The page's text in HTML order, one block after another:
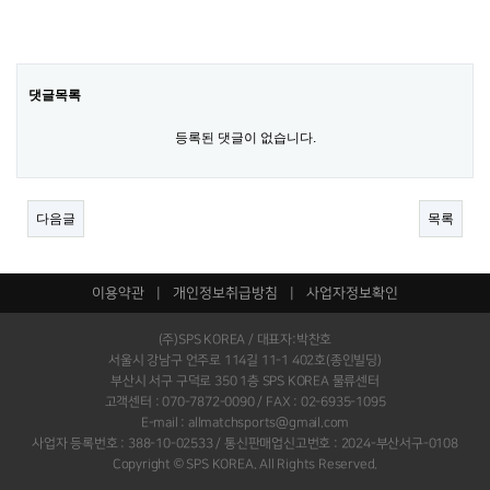
댓글목록
등록된 댓글이 없습니다.
다음글 목록
이용약관 개인정보취급방침 사업자정보확인
(주)SPS KOREA / 대표자:박찬호
서울시 강남구 언주로 114길 11-1 402호(종인빌딩)
부산시 서구 구덕로 350 1층 SPS KOREA 물류센터
고객센터 : 070-7872-0090 / FAX : 02-6935-1095
E-mail : allmatchsports@gmail.com
사업자 등록번호 : 388-10-02533 / 통신판매업신고번호 : 2024-부산서구-0108
Copyright © SPS KOREA. All Rights Reserved.